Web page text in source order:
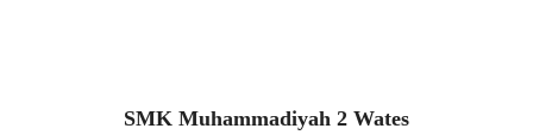
SMK Muhammadiyah 2 Wates